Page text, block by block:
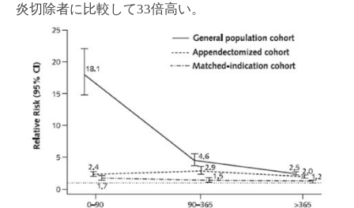
炎切除者に比較して33倍高い。